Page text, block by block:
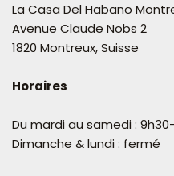
La Casa Del Habano
Avenue Claude Nobs 2
1820 Montreux, Suisse
Horaires
Du mardi au samedi :
Dimanche & lundi : fermé